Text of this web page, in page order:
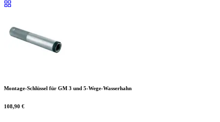
Montage-Schlüssel für GM 3 und 5-Wege-Wasserhahn
108,90 €